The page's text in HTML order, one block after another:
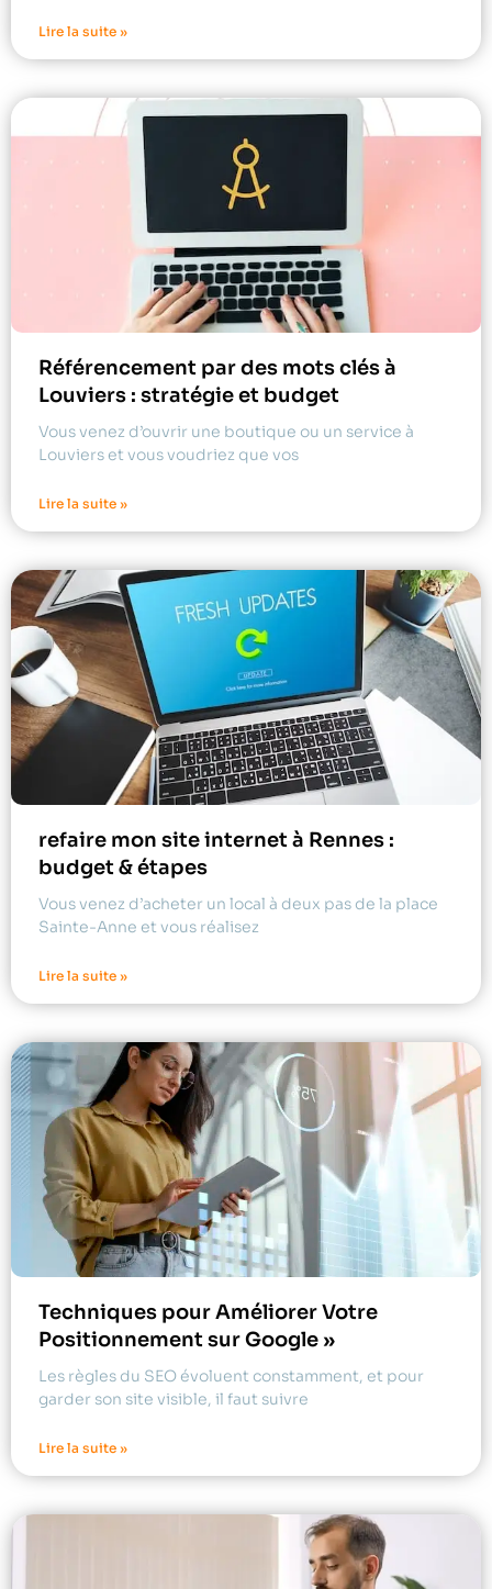
Lire la suite »
Référencement par des mots clés à
Louviers : stratégie et budget
Vous venez d’ouvrir une boutique ou un service à
Louviers et vous voudriez que vos
Lire la suite »
refaire mon site internet à Rennes :
budget & étapes
Vous venez d’acheter un local à deux pas de la place
Sainte-Anne et vous réalisez
Lire la suite »
Techniques pour Améliorer Votre
Positionnement sur Google »
Les règles du SEO évoluent constamment, et pour
garder son site visible, il faut suivre
Lire la suite »